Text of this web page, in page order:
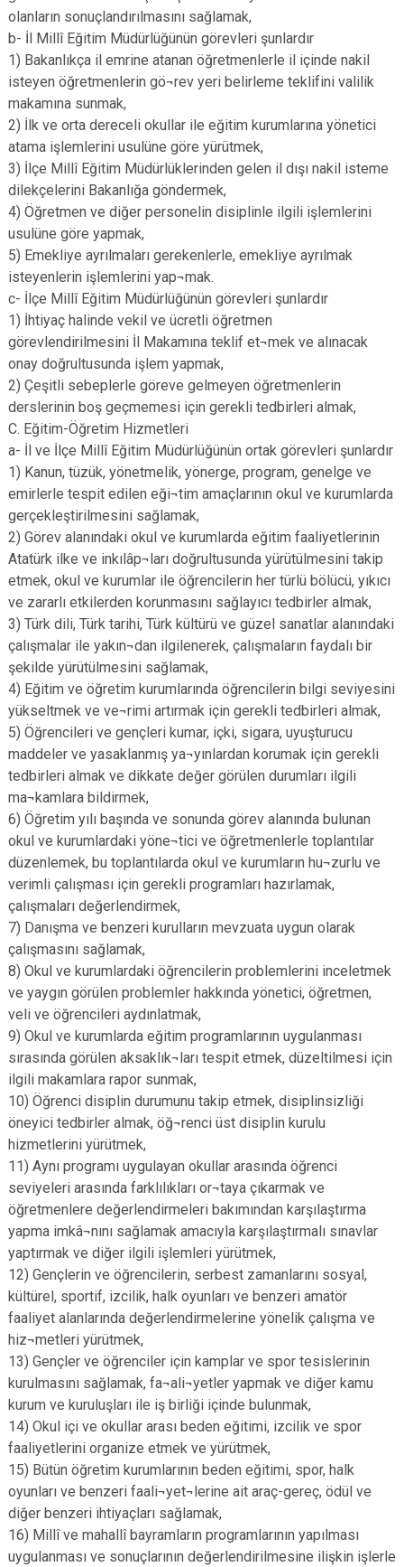
olanların sonuçlandırılmasını sağlamak,
b- İl Millî Eğitim Müdürlüğünün görevleri şunlardır
1) Bakanlıkça il emrine atanan öğretmenlerle il içinde nakil
isteyen öğretmenlerin gö¬rev yeri belirleme teklifini valilik
makamına sunmak,
2) İlk ve orta dereceli okullar ile eğitim kurumlarına yönetici
atama işlemlerini usulüne göre yürütmek,
3) İlçe Millî Eğitim Müdürlüklerinden gelen il dışı nakil isteme
dilekçelerini Bakanlığa göndermek,
4) Öğretmen ve diğer personelin disiplinle ilgili işlemlerini
usulüne göre yapmak,
5) Emekliye ayrılmaları gerekenlerle, emekliye ayrılmak
isteyenlerin işlemlerini yap¬mak.
c- İlçe Millî Eğitim Müdürlüğünün görevleri şunlardır
1) İhtiyaç halinde vekil ve ücretli öğretmen
görevlendirilmesini İl Makamına teklif et¬mek ve alınacak
onay doğrultusunda işlem yapmak,
2) Çeşitli sebeplerle göreve gelmeyen öğretmenlerin
derslerinin boş geçmemesi için gerekli tedbirleri almak,
C. Eğitim-Öğretim Hizmetleri
a- İl ve İlçe Millî Eğitim Müdürlüğünün ortak görevleri şunlardır
1) Kanun, tüzük, yönetmelik, yönerge, program, genelge ve
emirlerle tespit edilen eği¬tim amaçlarının okul ve kurumlarda
gerçekleştirilmesini sağlamak,
2) Görev alanındaki okul ve kurumlarda eğitim faaliyetlerinin
Atatürk ilke ve inkılâp¬ları doğrultusunda yürütülmesini takip
etmek, okul ve kurumlar ile öğrencilerin her türlü bölücü, yıkıcı
ve zararlı etkilerden korunmasını sağlayıcı tedbirler almak,
3) Türk dili, Türk tarihi, Türk kültürü ve güzel sanatlar alanındaki
çalışmalar ile yakın¬dan ilgilenerek, çalışmaların faydalı bir
şekilde yürütülmesini sağlamak,
4) Eğitim ve öğretim kurumlarında öğrencilerin bilgi seviyesini
yükseltmek ve ve¬rimi artırmak için gerekli tedbirleri almak,
5) Öğrencileri ve gençleri kumar, içki, sigara, uyuşturucu
maddeler ve yasaklanmış ya¬yınlardan korumak için gerekli
tedbirleri almak ve dikkate değer görülen durumları ilgili
ma¬kamlara bildirmek,
6) Öğretim yılı başında ve sonunda görev alanında bulunan
okul ve kurumlardaki yöne¬tici ve öğretmenlerle toplantılar
düzenlemek, bu toplantılarda okul ve kurumların hu¬zurlu ve
verimli çalışması için gerekli programları hazırlamak,
çalışmaları değerlendirmek,
7) Danışma ve benzeri kurulların mevzuata uygun olarak
çalışmasını sağlamak,
8) Okul ve kurumlardaki öğrencilerin problemlerini inceletmek
ve yaygın görülen problemler hakkında yönetici, öğretmen,
veli ve öğrencileri aydınlatmak,
9) Okul ve kurumlarda eğitim programlarının uygulanması
sırasında görülen aksaklık¬ları tespit etmek, düzeltilmesi için
ilgili makamlara rapor sunmak,
10) Öğrenci disiplin durumunu takip etmek, disiplinsizliği
öneyici tedbirler almak, öğ¬renci üst disiplin kurulu
hizmetlerini yürütmek,
11) Aynı programı uygulayan okullar arasında öğrenci
seviyeleri arasında farklılıkları or¬taya çıkarmak ve
öğretmenlere değerlendirmeleri bakımından karşılaştırma
yapma imkâ¬nını sağlamak amacıyla karşılaştırmalı sınavlar
yaptırmak ve diğer ilgili işlemleri yürütmek,
12) Gençlerin ve öğrencilerin, serbest zamanlarını sosyal,
kültürel, sportif, izcilik, halk oyunları ve benzeri amatör
faaliyet alanlarında değerlendirmelerine yönelik çalışma ve
hiz¬metleri yürütmek,
13) Gençler ve öğrenciler için kamplar ve spor tesislerinin
kurulmasını sağlamak, fa¬ali¬yetler yapmak ve diğer kamu
kurum ve kuruluşları ile iş birliği içinde bulunmak,
14) Okul içi ve okullar arası beden eğitimi, izcilik ve spor
faaliyetlerini organize etmek ve yürütmek,
15) Bütün öğretim kurumlarının beden eğitimi, spor, halk
oyunları ve benzeri faali¬yet¬lerine ait araç-gereç, ödül ve
diğer benzeri ihtiyaçları sağlamak,
16) Millî ve mahallî bayramların programlarının yapılması
uygulanması ve sonuçlarının değerlendirilmesine ilişkin işlerle